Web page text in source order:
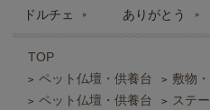
ドルチェ ありがとう
TOP
> ペット仏壇・供養台 > 敷物
> ペット仏壇・供養台 > ステ